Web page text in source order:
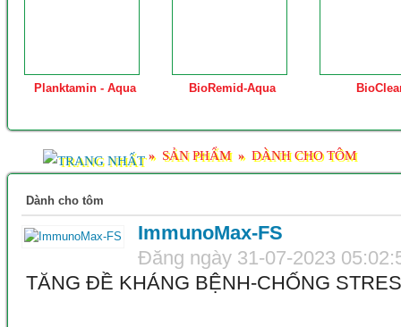
Planktamin - Aqua BioRemid-Aqua
» SẢN PHẨM » DÀNH CHO TÔM
Dành cho tôm
ImmunoMax-FS
Đăng ngày 31-07-2023
TĂNG ĐỀ KHÁNG BỆNH-CHỐNG